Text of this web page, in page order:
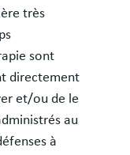
très
sont
directement
et/ou de le
au
à